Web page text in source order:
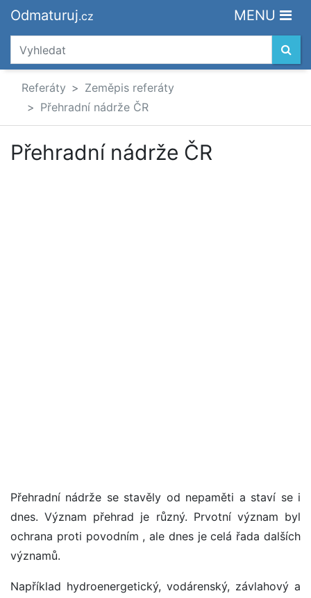
Odmaturuj.cz MENU
Referáty
Zeměpis referáty
Přehradní nádrže ČR
Přehradní nádrže ČR
Přehradní nádrže se stavěly od nepaměti a staví se i
dnes. Význam přehrad je různý. Prvotní význam byl
ochrana proti povodním , ale dnes je celá řada dalších
významů.
Například hydroenergetický, vodárenský, závlahový a